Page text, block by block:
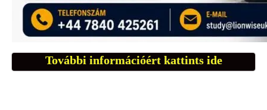
További információért kattints ide